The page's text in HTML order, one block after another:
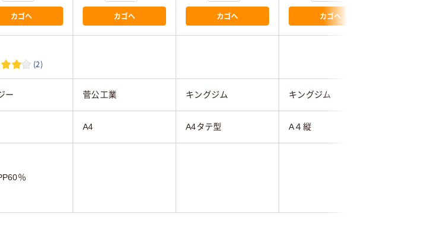
カゴへ カゴへ カゴへ カゴへ
(2)
ー 菅公工業 キングジム キングジム
A4 A4タテ型 A４縦
％